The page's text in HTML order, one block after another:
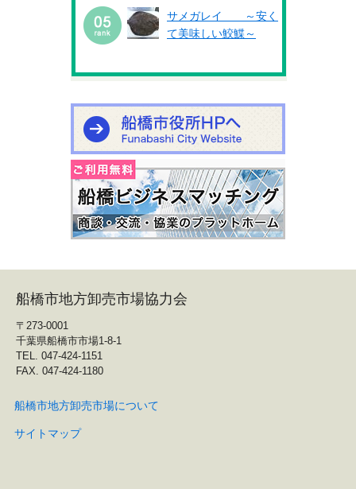
サメガレイ ～安く
て美味しい鮫鰈～
船橋市地方卸売市場協力会
〒273-0001
千葉県船橋市市場1-8-1
TEL. 047-424-1151
FAX. 047-424-1180
船橋市地方卸売市場について
サイトマップ